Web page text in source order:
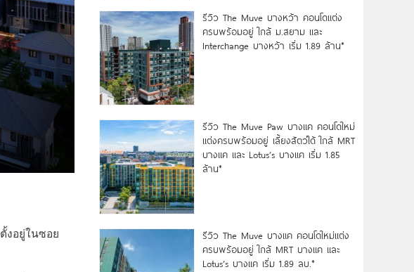
ตั้งอยู่ในซอย
รีวิว The Muve บางหว้า คอนโดแต่ง
ครบพร้อมอยู่ ใกล้ ม.สยาม และ
Interchange บางหว้า เริ่ม 1.89 ล้าน*
รีวิว The Muve Paw บางแค คอนโดใหม่
แต่งครบพร้อมอยู่ เลี้ยงสัตว์ได้ ใกล้ MRT
บางแค และ Lotus’s บางแค เริ่ม 1.85
ล้าน*
รีวิว The Muve บางแค คอนโดใหม่แต่ง
ครบพร้อมอยู่ ใกล้ MRT บางแค และ
Lotus’s บางแค เริ่ม 1.89 ลบ.*